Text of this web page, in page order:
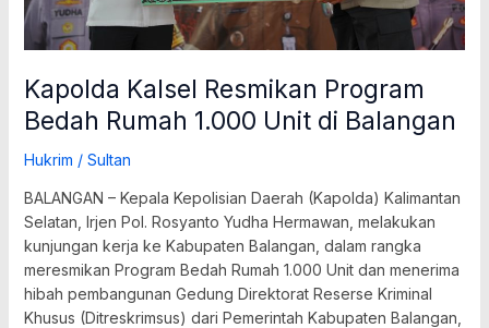
Kapolda Kalsel Resmikan Program
Bedah Rumah 1.000 Unit di Balangan
Hukrim / Sultan
BALANGAN – Kepala Kepolisian Daerah (Kapolda) Kalimantan
Selatan, Irjen Pol. Rosyanto Yudha Hermawan, melakukan
kunjungan kerja ke Kabupaten Balangan, dalam rangka
meresmikan Program Bedah Rumah 1.000 Unit dan menerima
hibah pembangunan Gedung Direktorat Reserse Kriminal
Khusus (Ditreskrimsus) dari Pemerintah Kabupaten Balangan,